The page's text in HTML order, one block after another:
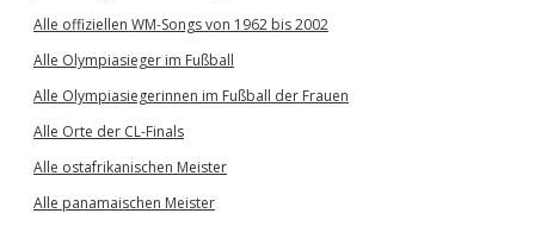
Alle offiziellen WM-Songs von 1962 bis 2002
Alle Olympiasieger im Fußball
Alle Olympiasiegerinnen im Fußball der Frauen
Alle Orte der CL-Finals
Alle ostafrikanischen Meister
Alle panamaischen Meister